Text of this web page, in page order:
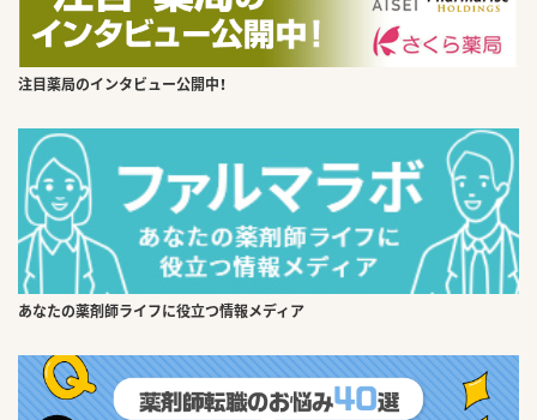
注目薬局のインタビュー公開中！
あなたの薬剤師ライフに役立つ情報メディア